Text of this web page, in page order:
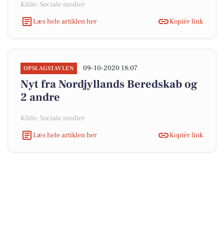
Kilde: Sociale medier
Læs hele artiklen her
Kopiér link
OPSLAGSTAVLEN 09-10-2020 18:07
Nyt fra Nordjyllands Beredskab og
2 andre
Kilde: Sociale medier
Læs hele artiklen her
Kopiér link